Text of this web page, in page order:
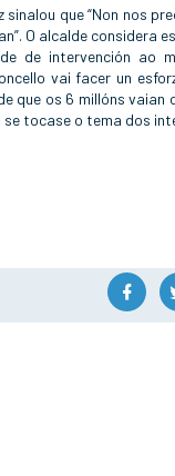
que “Non nos
O alcalde considera
de intervención ao
vai facer un
os 6 millóns vaian
tocase o tema dos